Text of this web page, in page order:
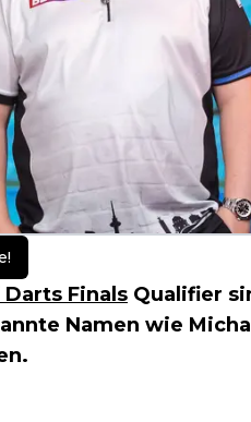
Finals Qualifier
Namen wie